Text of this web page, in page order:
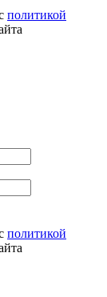
политикой
политикой